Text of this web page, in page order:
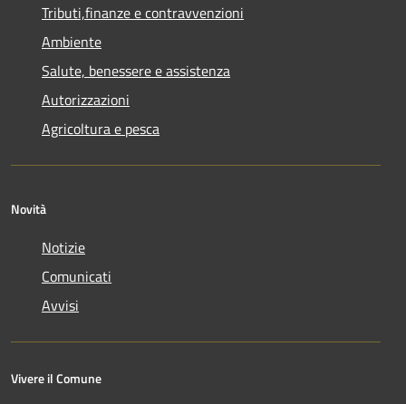
Tributi,finanze e contravvenzioni
Ambiente
Salute, benessere e assistenza
Autorizzazioni
Agricoltura e pesca
Novità
Notizie
Comunicati
Avvisi
Vivere il Comune